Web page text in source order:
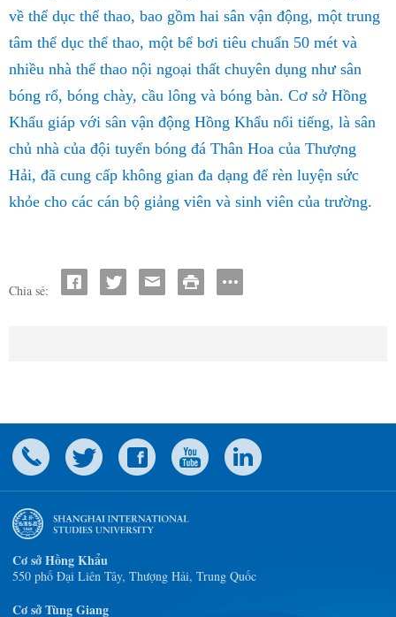
về thể dục thể thao, bao gồm hai sân vận động, một trung
tâm thể dục thể thao, một bể bơi tiêu chuẩn 50 mét và
nhiều nhà thể thao nội ngoại thất chuyên dụng như sân
bóng rổ, bóng chày, cầu lông và bóng bàn. Cơ sở Hồng
Khẩu giáp với sân vận động Hồng Khẩu nổi tiếng, là sân
chủ nhà của đội tuyển bóng đá Thân Hoa của Thượng
Hải, đã cung cấp không gian đa dạng để rèn luyện sức
khỏe cho các cán bộ giảng viên và sinh viên của trường.
Chia sẻ:
Cơ sở Hồng Khẩu
550 phố Đại Liên Tây, Thượng Hải, Trung Quốc
Cơ sở Tùng Giang